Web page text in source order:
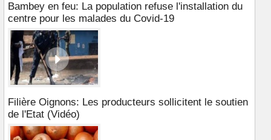
Bambey en feu: La population refuse l'installation du
centre pour les malades du Covid-19
Filière Oignons: Les producteurs sollicitent le soutien
de l'Etat (Vidéo)